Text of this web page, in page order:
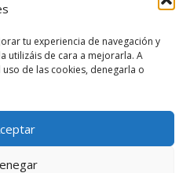
tu experiencia de navegación y
utilizáis de cara a mejorarla. A
de las cookies, denegarla o